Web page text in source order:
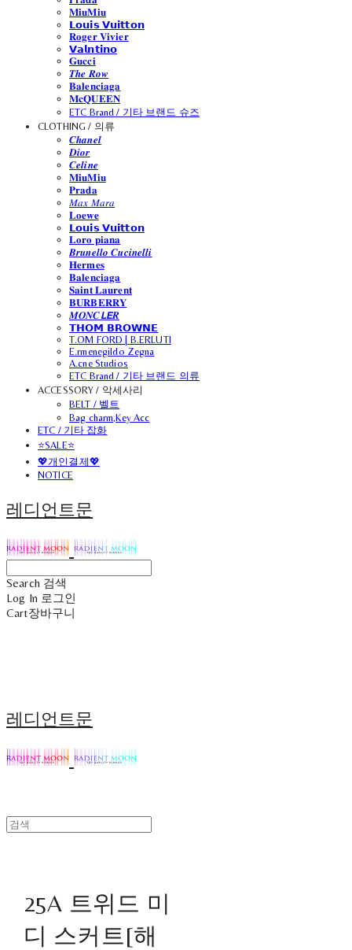
𝐌𝐢𝐮𝐌𝐢𝐮
𝗟𝗼𝘂𝗶𝘀 𝗩𝘂𝗶𝘁𝘁𝗼𝗻
𝐑𝐨𝐠𝐞𝐫 𝐕𝐢𝐯𝐢𝐞𝐫
𝗩𝗮𝗹𝗻𝘁𝗶𝗻𝗼
𝐆𝐮𝐜𝐜𝐢
𝑻𝒉𝒆 𝑹𝒐𝒘
𝐁𝐚𝐥𝐞𝐧𝐜𝐢𝐚𝐠𝐚
𝐌𝐜𝐐𝐔𝐄𝐄𝐍
ETC Brand / 기타 브랜드 슈즈
CLOTHING / 의류
𝑪𝒉𝒂𝒏𝒆𝒍
𝑫𝒊𝒐𝒓
𝑪𝒆𝒍𝒊𝒏𝒆
𝐌𝐢𝐮𝐌𝐢𝐮
𝐏𝐫𝐚𝐝𝐚
𝑀𝑎𝑥 𝑀𝑎𝑟𝑎
𝐋𝐨𝐞𝐰𝐞
𝗟𝗼𝘂𝗶𝘀 𝗩𝘂𝗶𝘁𝘁𝗼𝗻
𝐋𝐨𝐫𝐨 𝐩𝐢𝐚𝐧𝐚
𝑩𝒓𝒖𝒏𝒆𝒍𝒍𝒐 𝑪𝒖𝒄𝒊𝒏𝒆𝒍𝒍𝒊
𝐇𝐞𝐫𝐦𝐞𝐬
𝐁𝐚𝐥𝐞𝐧𝐜𝐢𝐚𝐠𝐚
𝐒𝐚𝐢𝐧𝐭 𝐋𝐚𝐮𝐫𝐞𝐧𝐭
𝐁𝐔𝐑𝐁𝐄𝐑𝐑𝐘
𝑴𝑶𝑵𝑪𝙇𝙀𝑹
𝗧𝗛𝗢𝗠 𝗕𝗥𝗢𝗪𝗡𝗘
T.OM FORD | B.ERLUTI
E.rmenegildo Zegna
A.cne Studios
ETC Brand / 기타 브랜드 의류
ACCESSORY / 악세사리
BELT / 벨트
Bag charm,Key Acc
ETC / 기타 잡화
⭐SALE⭐
💖개인결제💖
NOTICE
레디언트문
Search 검색
Log In 로그인
Cart장바구니
레디언트문
25A 트위드 미
디 스커트[해